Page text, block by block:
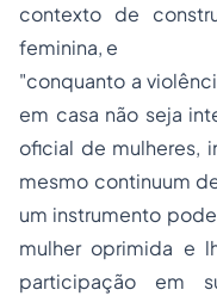
contexto de
feminina, e
"conquanto a
em casa não seja
oficial de mulheres,
mesmo continuum
um instrumento
mulher oprimida e
participação em